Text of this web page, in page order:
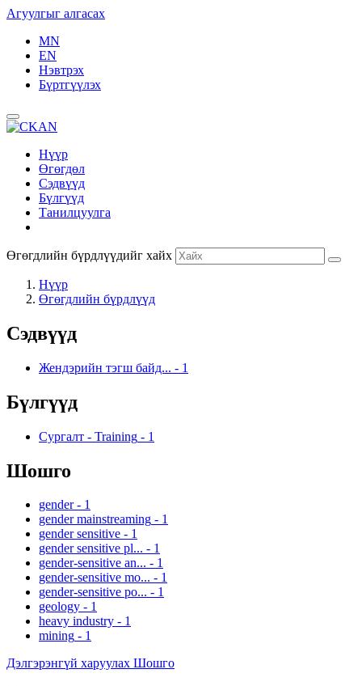
Агуулгыг алгасах
MN
EN
Нэвтрэх
Бүртгүүлэх
Нүүр
Өгөгдөл
Сэдвүүд
Бүлгүүд
Танилцуулга
Өгөгдлийн бүрдлүүдийг хайх
Нүүр
Өгөгдлийн бүрдлүүд
Сэдвүүд
Жендэрийн тэгш байд... - 1
Бүлгүүд
Сургалт - Training - 1
Шошго
gender - 1
gender mainstreaming - 1
gender sensitive - 1
gender sensitive pl... - 1
gender-sensitive an... - 1
gender-sensitive mo... - 1
gender-sensitive po... - 1
geology - 1
heavy industry - 1
mining - 1
Дэлгэрэнгүй харуулах Шошго